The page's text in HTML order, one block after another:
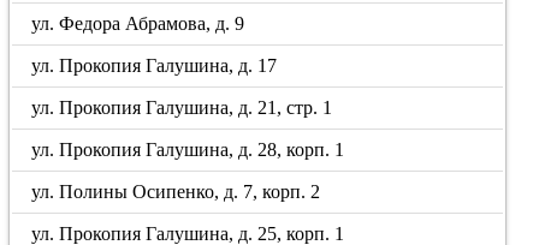
ул. Федора Абрамова, д. 9
ул. Прокопия Галушина, д. 17
ул. Прокопия Галушина, д. 21, стр. 1
ул. Прокопия Галушина, д. 28, корп. 1
ул. Полины Осипенко, д. 7, корп. 2
ул. Прокопия Галушина, д. 25, корп. 1